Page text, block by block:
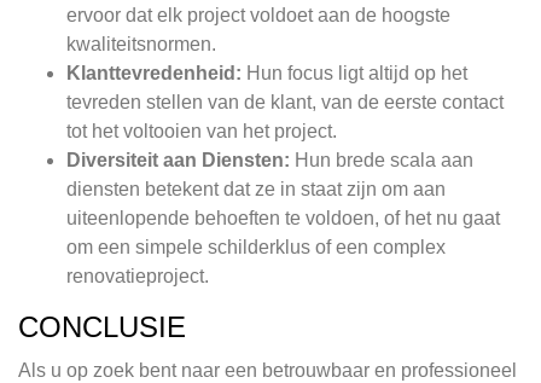
ervoor dat elk project voldoet aan de hoogste
kwaliteitsnormen.
Klanttevredenheid: Hun focus ligt altijd op het
tevreden stellen van de klant, van de eerste contact
tot het voltooien van het project.
Diversiteit aan Diensten: Hun brede scala aan
diensten betekent dat ze in staat zijn om aan
uiteenlopende behoeften te voldoen, of het nu gaat
om een simpele schilderklus of een complex
renovatieproject.
CONCLUSIE
Als u op zoek bent naar een betrouwbaar en professioneel